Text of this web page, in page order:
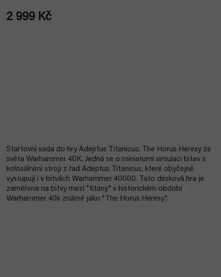
2 999 Kč
Startovní sada do hry Adeptus Titanicus: The Horus Heresy ze
světa Warhammer 40K. Jedná se o miniaturní simulaci bitev s
kolosálními stroji z řad Adeptus Titanicus, které obyčejně
vystupují i v bitvách Warhammer 40000. Tato desková hra je
zaměřena na bitvy mezi "titány" v historickém období
Warhammer 40k známé jako "The Horus Heresy".